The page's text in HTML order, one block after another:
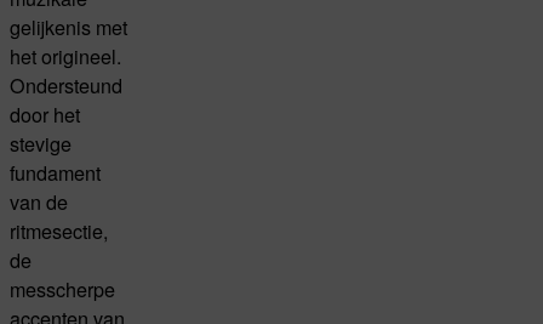
gelijkenis met
het origineel.
Ondersteund
door het
stevige
fundament
van de
ritmesectie,
de
messcherpe
accenten van